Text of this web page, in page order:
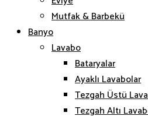
Mutfak & Barbekü
Banyo
Lavabo
Bataryalar
Ayaklı Lavabolar
Tezgah Üstü
Tezgah Altı